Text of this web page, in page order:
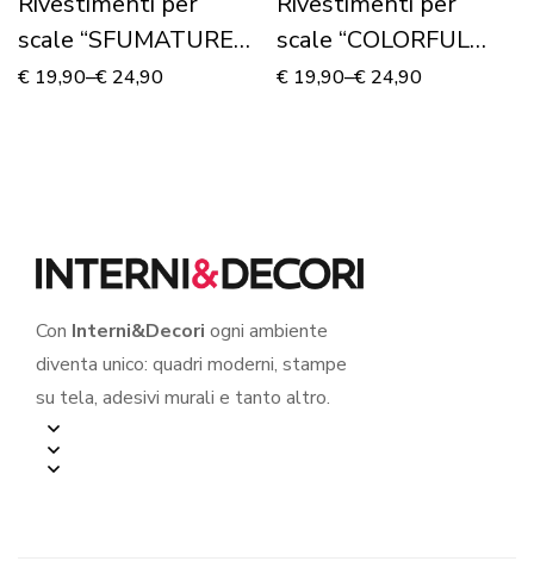
scale “SFUMATURE
DI ARANCIO”
€ 19,90–€ 24,90
scale “COLORFUL
STAIRS”
€ 19,90–€ 24,90
Con Interni&Decori ogni ambiente
diventa unico: quadri moderni, stampe
su tela, adesivi murali e tanto altro.